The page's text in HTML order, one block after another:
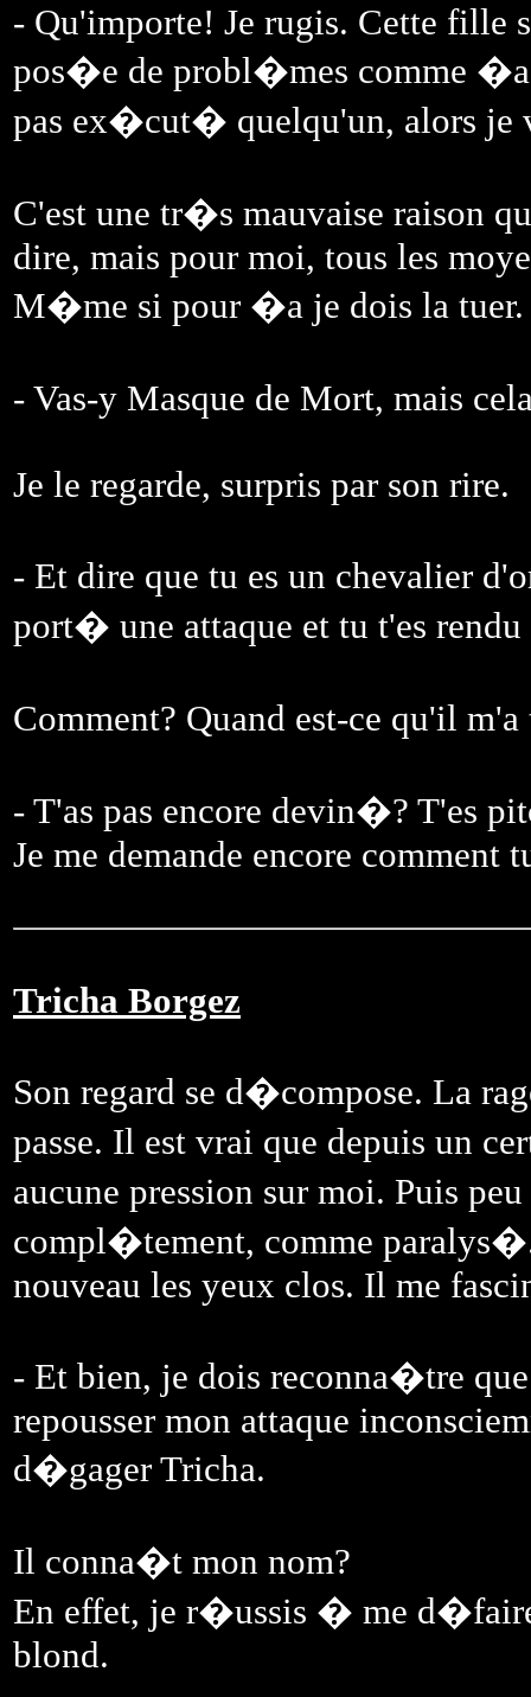
- Qu'importe! Je rugis. Cette fille
pos�e de probl�mes comme
pas ex�cut� quelqu'un, alors je
C'est une tr�s mauvaise raison
dire, mais pour moi, tous les
M�me si pour �a je dois la tuer.
- Vas-y Masque de Mort, mais
Je le regarde, surpris par son rire.
- Et dire que tu es un chevalier
port� une attaque et tu t'es rendu
Comment? Quand est-ce qu'il
- T'as pas encore devin�? T'es
Je me demande encore comment
Tricha Borgez
Son regard se d�compose. La
passe. Il est vrai que depuis un
aucune pression sur moi. Puis
compl�tement, comme
nouveau les yeux clos. Il me
- Et bien, je dois reconna�tre
repousser mon attaque
d�gager Tricha.
Il conna�t mon nom?
En effet, je r�ussis � me
blond.